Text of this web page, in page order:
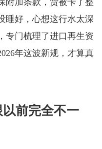
附加条款，货被卡了整
睡好，心想这行水太深
专门梳理了进口再生资
年这波新规，才算真
前完全不一